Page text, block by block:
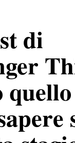
di